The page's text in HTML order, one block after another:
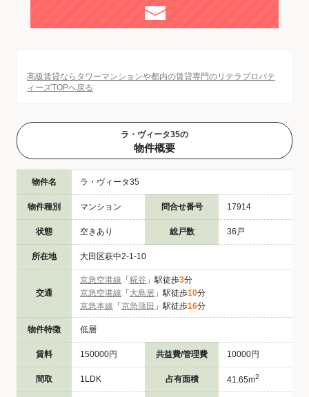
高級賃貸ならタワーマンションや都内の賃貸専門のリテラプロパテ
ィーズTOPへ戻る
ラ・ヴィータ35の
物件概要
物件名 ラ・ヴィータ35
物件種別 マンション 問合せ番号 17914
状態 空きあり 総戸数 36戸
所在地 大田区萩中2-1-10
交通
京急空港線 「 糀谷 」駅徒歩3分
京急空港線 「 大鳥居 」駅徒歩10分
京急本線 「 京急蒲田 」駅徒歩16分
物件特徴 低層
賃料 150000円 共益費/管理費 10000円
間取 1LDK 占有面積 41.65m2